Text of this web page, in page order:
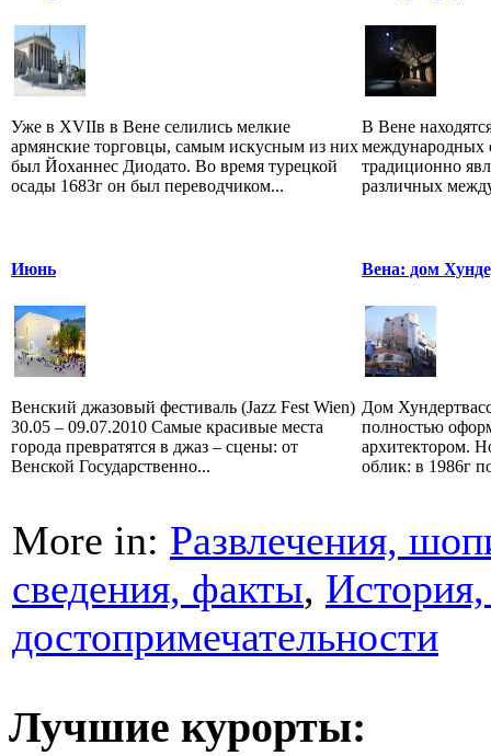
Уже в XVIIв в Вене селились мелкие
армянские торговцы, самым искусным из них
был Йоханнес Диодато. Во время турецкой
осады 1683г он был переводчиком...
В Вене
международных
традиционно
различных
Июнь
Венский джазовый фестиваль (Jazz Fest Wien)
30.05 – 09.07.2010 Самые красивые места
города превратятся в джаз – сцены: от
Венской Государственно...
Вена: дом
Дом
полностью
архитектором.
облик: в 1986г
More in: Развлечения,
сведения, факты,
достопримечательности
Лучшие курорты: